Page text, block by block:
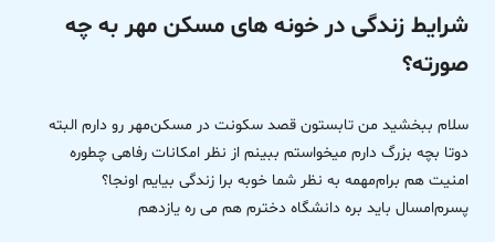
شرایط زندگی در خونه های مسکن مهر به چه
صورته؟
سلام ببخشید من تابستون قصد سکونت در مسکن‌مهر رو دارم البته
دوتا بچه بزرگ دارم میخواستم ببینم از نظر امکانات رفاهی چطوره
امنیت هم برام‌مهمه به نظر شما خوبه برا زندگی بیایم اونجا؟
پسرم‌امسال باید بره دانشگاه دخترم هم می ره یازدهم